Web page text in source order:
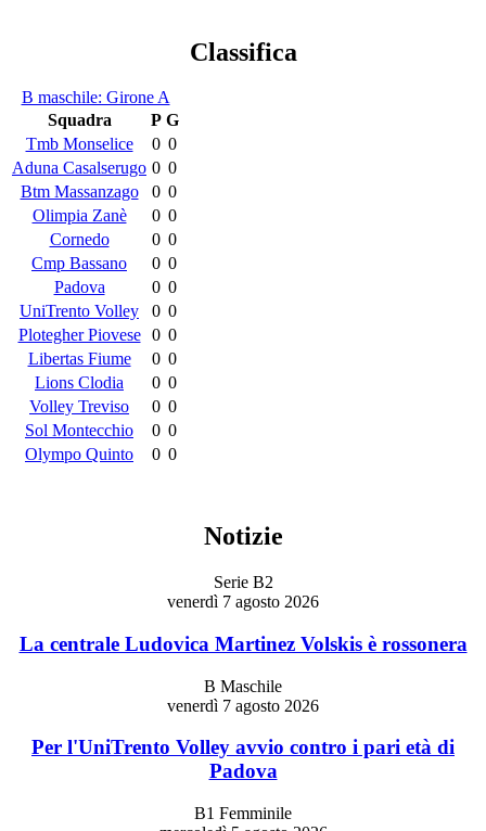
Classifica
B maschile: Girone A
Squadra
P G
Tmb Monselice
0 0
Aduna Casalserugo 0 0
Btm Massanzago
0 0
Olimpia Zanè
0 0
Cornedo
0 0
Cmp Bassano
0 0
Padova
0 0
UniTrento Volley
0 0
Plotegher Piovese
0 0
Libertas Fiume
0 0
Lions Clodia
0 0
Volley Treviso
0 0
Sol Montecchio
0 0
Olympo Quinto
0 0
Notizie
Serie B2
venerdì 7 agosto 2026
La centrale Ludovica Martinez Volskis è rossonera
B Maschile
venerdì 7 agosto 2026
Per l'UniTrento Volley avvio contro i pari età di
Padova
B1 Femminile